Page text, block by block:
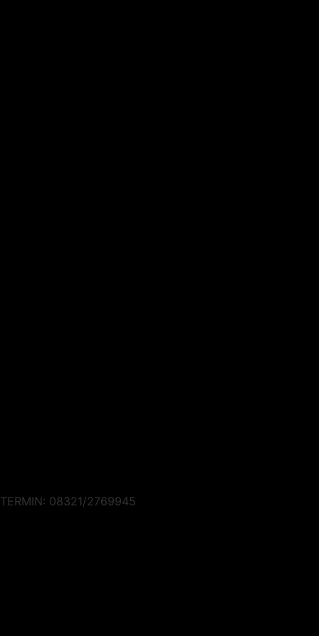
TERMIN: 08321/2769945